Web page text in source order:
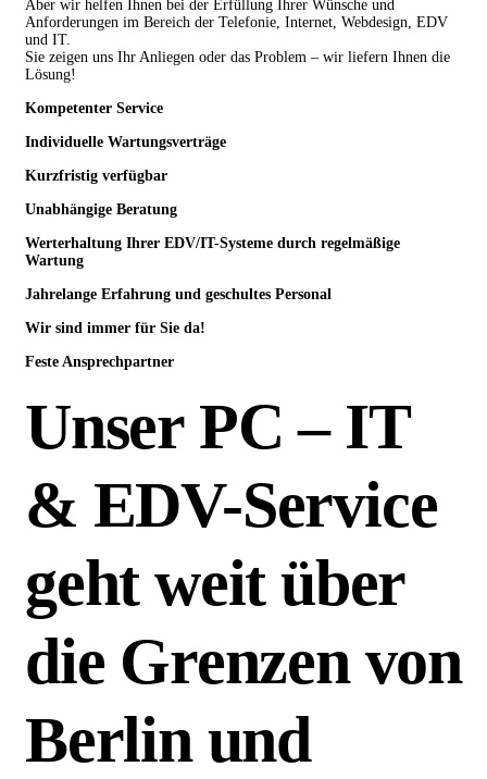
Aber wir helfen Ihnen bei der Erfüllung Ihrer Wünsche und
Anforderungen im Bereich der Telefonie, Internet, Webdesign, EDV
und IT.
Sie zeigen uns Ihr Anliegen oder das Problem – wir liefern Ihnen die
Lösung!
Kompetenter Service
Individuelle Wartungsverträge
Kurzfristig verfügbar
Unabhängige Beratung
Werterhaltung Ihrer EDV/IT-Systeme durch regelmäßige
Wartung
Jahrelange Erfahrung und geschultes Personal
Wir sind immer für Sie da!
Feste Ansprechpartner
Unser PC – IT
& EDV-Service
geht weit über
die Grenzen von
Berlin und